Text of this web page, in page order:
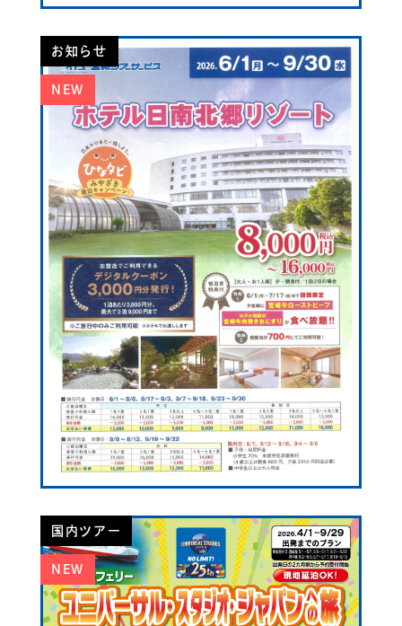
お知らせ
NEW
国内ツアー
NEW